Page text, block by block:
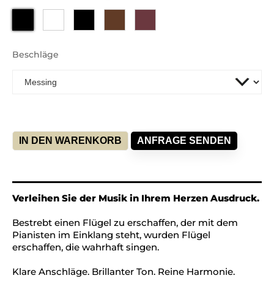
Beschläge
IN DEN WARENKORB ANFRAGE SENDEN
Verleihen Sie der Musik in Ihrem Herzen Ausdruck.
Bestrebt einen Flügel zu erschaffen, der mit dem
Pianisten im Einklang steht, wurden Flügel
erschaffen, die wahrhaft singen.
Klare Anschläge. Brillanter Ton. Reine Harmonie.